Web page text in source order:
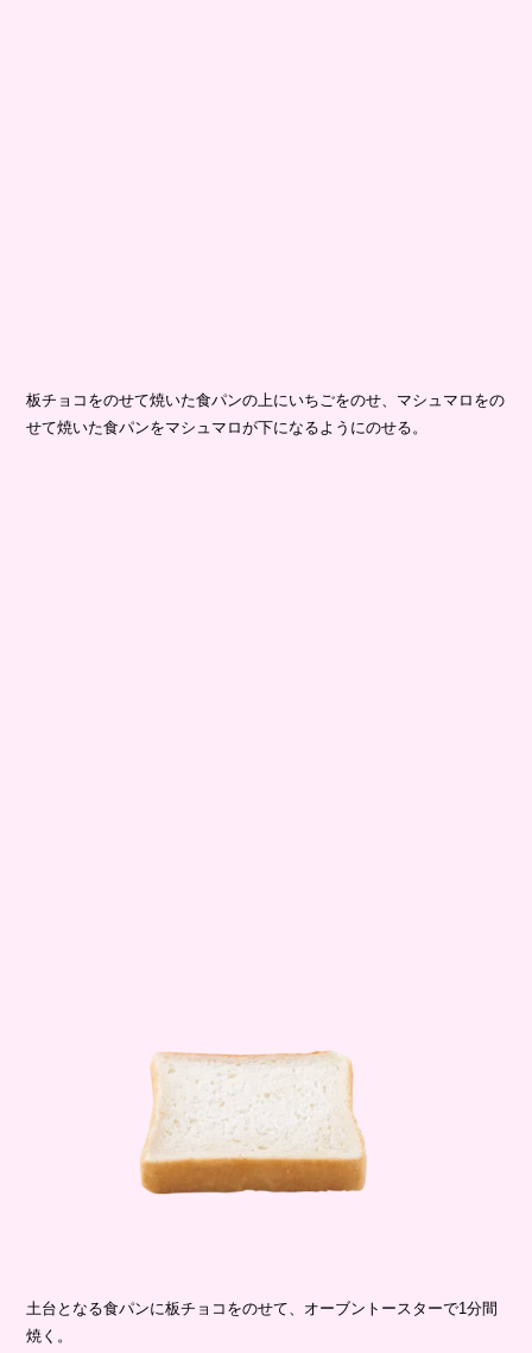
板チョコをのせて焼いた食パンの上にいちごをのせ、マシュマロをの
せて焼いた食パンをマシュマロが下になるようにのせる。
土台となる食パンに板チョコをのせて、オーブントースターで1分間
焼く。